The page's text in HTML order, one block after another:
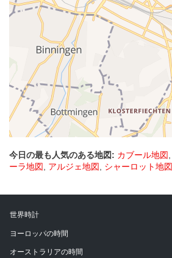
今日の最も人気のある地図: カブール地図,
ーラ地図, アルジェ地図, シャーロット地図
世界時計
ヨーロッパの時間
オーストラリアの時間